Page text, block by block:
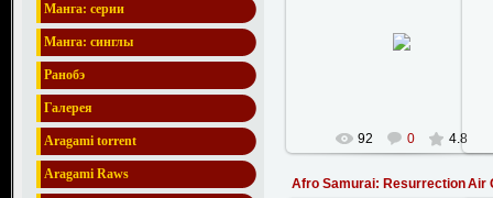
Манга: серии
Манга: синглы
Ранобэ
Галерея
Aragami torrent
Aragami Raws
92 0 4.8
Afro Samurai: ResurrectionAir